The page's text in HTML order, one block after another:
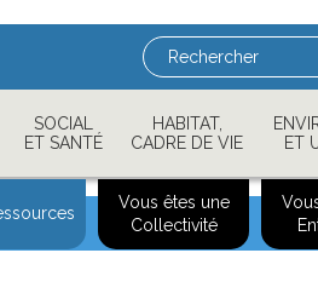
Rechercher
SOCIAL
ET SANTÉ
HABITAT,
CADRE DE VIE
ET
Vous êtes une
Collectivité